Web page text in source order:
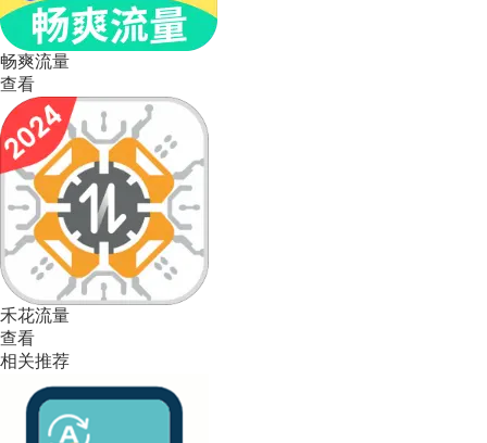
畅爽流量
查看
禾花流量
查看
相关推荐